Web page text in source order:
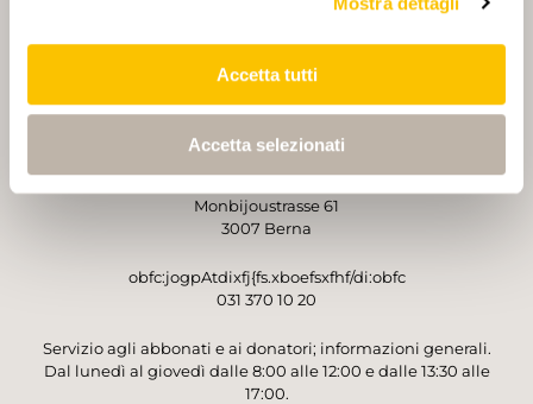
Accetta tutti
Accetta selezionati
GESTORE
Monbijoustrasse 61
3007 Berna
obfc:jogpAtdixfj{fs.xboefsxfhf/di:obfc
031 370 10 20
Servizio agli abbonati e ai donatori; informazioni generali.
Dal lunedì al giovedì dalle 8:00 alle 12:00 e dalle 13:30 alle
17:00.